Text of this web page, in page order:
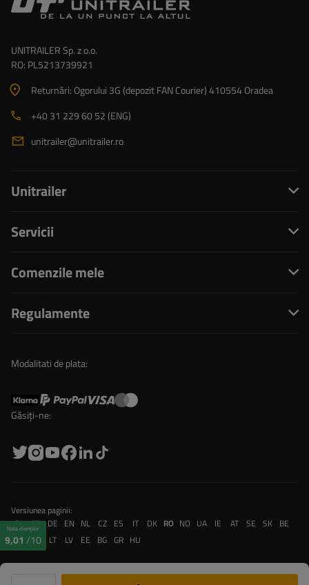
UNITRAILER Sp. z o.o.
RO: PL5213739921
Returnări: Ogorului 3G (depozit FAN Courier) 410554 Oradea
+40 31 229 60 52 (ENG)
unitrailer@unitrailer.ro
Unitrailer
Servicii
Comenzile mele
Regulamente
Modalitati de plata:
Găsiți-ne:
Versiunea paginii:
PL FR DE EN NL CZ ES IT DK RO NO UA IE AT SE SK BE
CH
PT LT LV EE BG GR HU
Nota clienților
9,01 /10